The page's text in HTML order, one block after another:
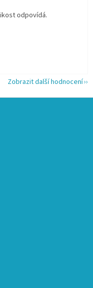
odpovídá.
hvězdiček.
Zobrazit další hodnocení